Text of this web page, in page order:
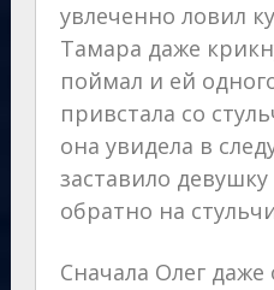
увлеченно ловил
Тамара даже
поймал и ей
привстала со
она увидела в
заставило девушку
обратно на
Сначала Олег даже